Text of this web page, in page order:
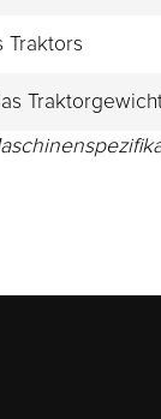
Traktors